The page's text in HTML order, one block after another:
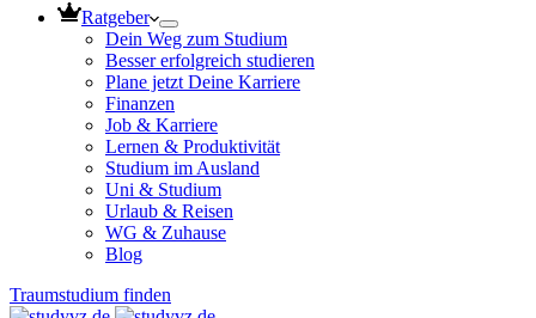
Ratgeber
Dein Weg zum Studium
Besser erfolgreich studieren
Plane jetzt Deine Karriere
Finanzen
Job & Karriere
Lernen & Produktivität
Studium im Ausland
Uni & Studium
Urlaub & Reisen
WG & Zuhause
Blog
Traumstudium finden